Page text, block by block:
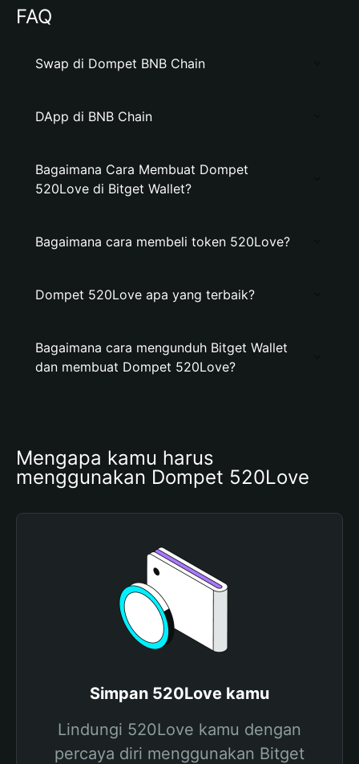
FAQ
Swap di Dompet BNB Chain
DApp di BNB Chain
Bagaimana Cara Membuat Dompet
520Love di Bitget Wallet?
Bagaimana cara membeli token 520Love?
Dompet 520Love apa yang terbaik?
Bagaimana cara mengunduh Bitget Wallet
dan membuat Dompet 520Love?
Mengapa kamu harus
menggunakan Dompet 520Love
Simpan 520Love kamu
Lindungi 520Love kamu dengan
percaya diri menggunakan Bitget